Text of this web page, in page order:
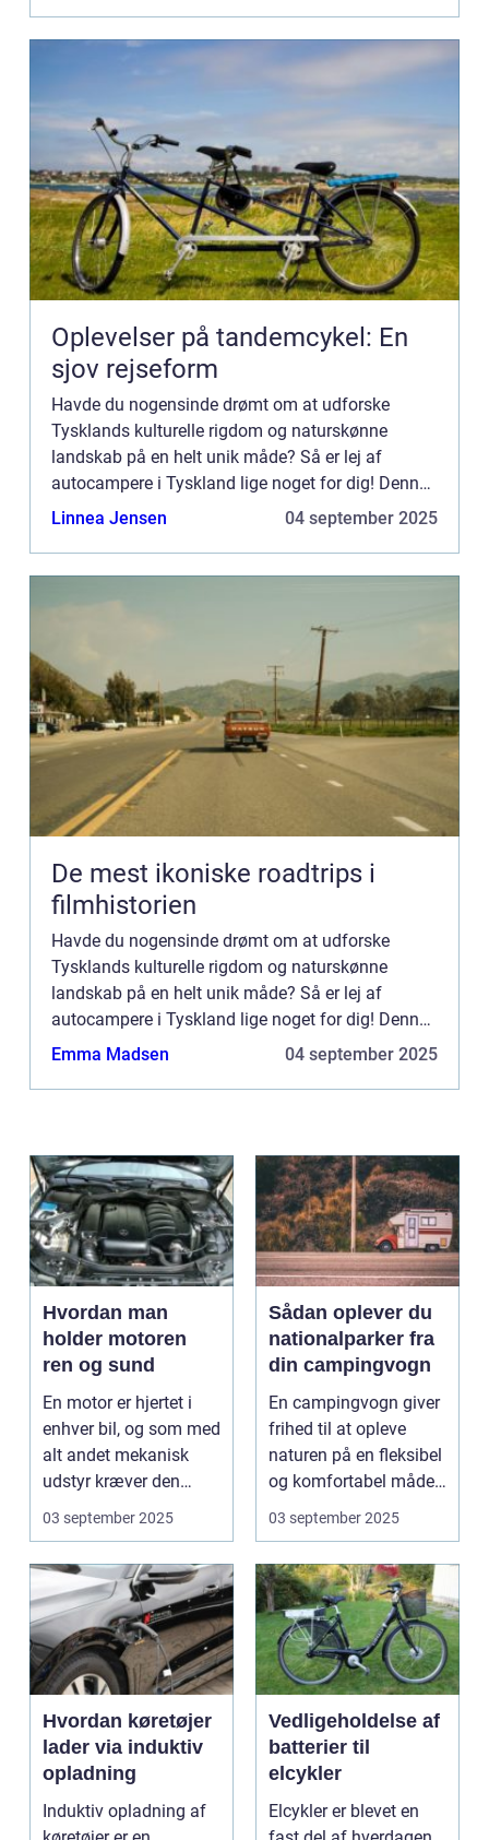
Oplevelser på tandemcykel: En
sjov rejseform
Havde du nogensinde drømt om at udforske
Tysklands kulturelle rigdom og naturskønne
landskab på en helt unik måde? Så er lej af
autocampere i Tyskland lige noget for dig! Denne
artikel vil give dig en grundig og inform...
Linnea Jensen 04 september 2025
De mest ikoniske roadtrips i
filmhistorien
Havde du nogensinde drømt om at udforske
Tysklands kulturelle rigdom og naturskønne
landskab på en helt unik måde? Så er lej af
autocampere i Tyskland lige noget for dig! Denne
artikel vil give dig en grundig og inform...
Emma Madsen 04 september 2025
Hvordan man
holder motoren
ren og sund
En motor er hjertet i
enhver bil, og som med
alt andet mekanisk
udstyr kræver den
omsorg for a...
03 september 2025
Sådan oplever du
nationalparker fra
din campingvogn
En campingvogn giver
frihed til at opleve
naturen på en fleksibel
og komfortabel måde.
N...
03 september 2025
Hvordan køretøjer
lader via induktiv
opladning
Induktiv opladning af
Vedligeholdelse af
batterier til
elcykler
Elcykler er blevet en